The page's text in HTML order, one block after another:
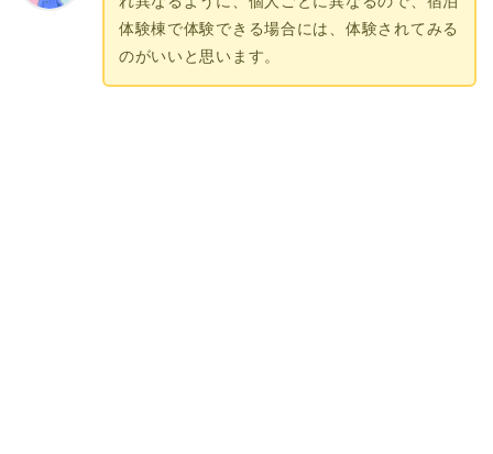
体験棟で体験できる場合には、体験されてみる
のがいいと思います。